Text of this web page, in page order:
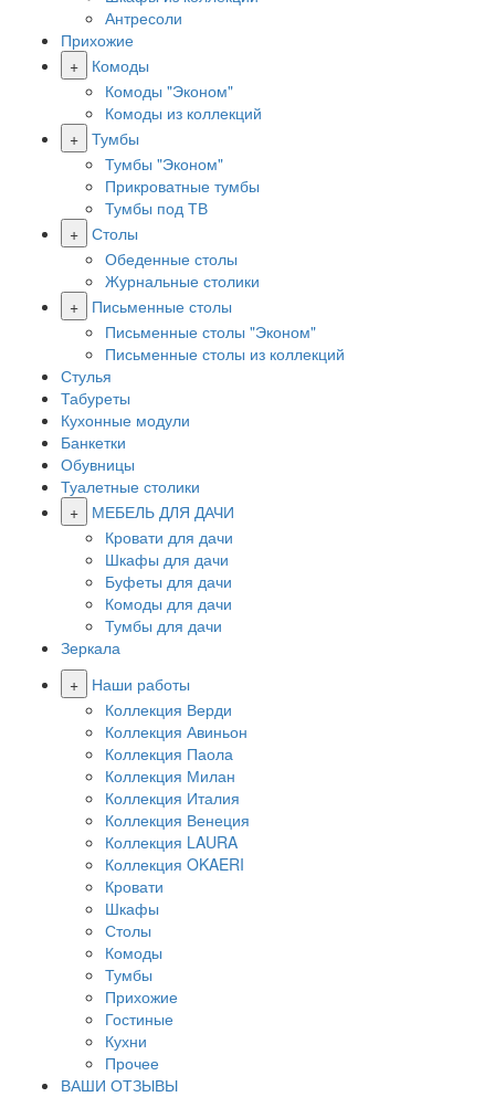
Антресоли
Прихожие
+
Комоды
Комоды "Эконом"
Комоды из коллекций
+ Тумбы
Тумбы "Эконом"
Прикроватные тумбы
Тумбы под ТВ
+ Столы
Обеденные столы
Журнальные столики
+
Письменные столы
Письменные столы "Эконом"
Письменные столы из коллекций
Стулья
Табуреты
Кухонные модули
Банкетки
Обувницы
Туалетные столики
+
МЕБЕЛЬ ДЛЯ ДАЧИ
Кровати для дачи
Шкафы для дачи
Буфеты для дачи
Комоды для дачи
Тумбы для дачи
Зеркала
+
Наши работы
Коллекция Верди
Коллекция Авиньон
Коллекция Паола
Коллекция Милан
Коллекция Италия
Коллекция Венеция
Коллекция LAURA
Коллекция OKAERI
Кровати
Шкафы
Столы
Комоды
Тумбы
Прихожие
Гостиные
Кухни
Прочее
ВАШИ ОТЗЫВЫ